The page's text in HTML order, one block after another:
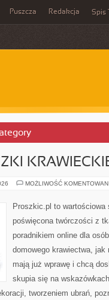
Puszcza Redakcja Spis
MOŻLIWOŚĆ
Proszkic.pl to wartościowa
poświęcona twórczości z
poradnikiem online dla
domowego krawiectwa,
mają już wprawę i chcą
skupia się na
tworzeniem ubrań,